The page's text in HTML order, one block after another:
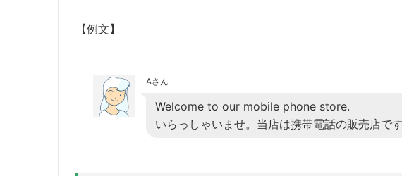
【例文】
Aさん
Welcome to our mobile phone store.
いらっしゃいませ。当店は携帯電話の販売店です